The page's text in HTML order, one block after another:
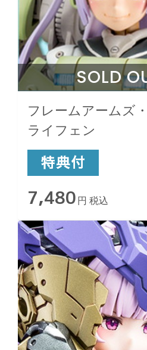
SOLD
フレームアームズ
ライフェン
7,480 円 税込